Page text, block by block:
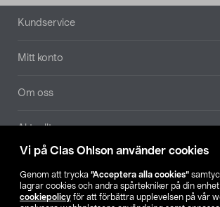
Vi på Clas Ohlson använder cookies
Genom att trycka ”Acceptera alla cookies”
lagrar cookies och andra spårtekniker på din enhet
cookiepolicy för att förbättra upplevelsen på vår
Sidfot
Kundservice
Mitt konto
Om oss
Aktuellt
Hitta butik